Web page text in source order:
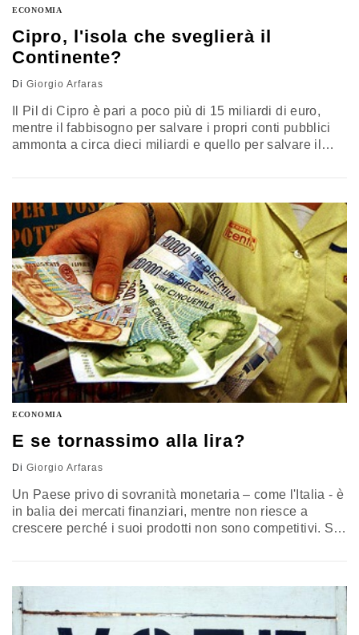
ECONOMIA
Cipro, l'isola che sveglierà il
Continente?
Di Giorgio Arfaras
Il Pil di Cipro è pari a poco più di 15 miliardi di euro,
mentre il fabbisogno per salvare i propri conti pubblici
ammonta a circa dieci miliardi e quello per salvare il
ECONOMIA
E se tornassimo alla lira?
Di Giorgio Arfaras
Un Paese privo di sovranità monetaria – come l'Italia - è
in balia dei mercati finanziari, mentre non riesce a
crescere perché i suoi prodotti non sono competitivi. Si
che sia troppo tardi – dicono alcuni.…